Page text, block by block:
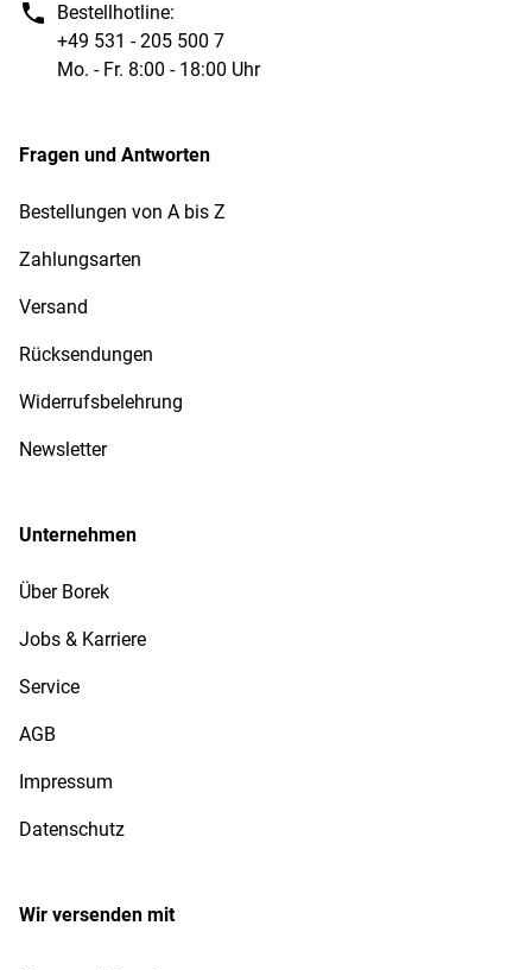
Bestellhotline:
+49 531 - 205 500 7
Mo. - Fr. 8:00 - 18:00 Uhr
Fragen und Antworten
Bestellungen von A bis Z
Zahlungsarten
Versand
Rücksendungen
Widerrufsbelehrung
Newsletter
Unternehmen
Über Borek
Jobs & Karriere
Service
AGB
Impressum
Datenschutz
Wir versenden mit